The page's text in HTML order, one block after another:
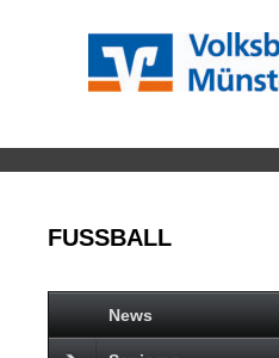
FUSSBALL
News